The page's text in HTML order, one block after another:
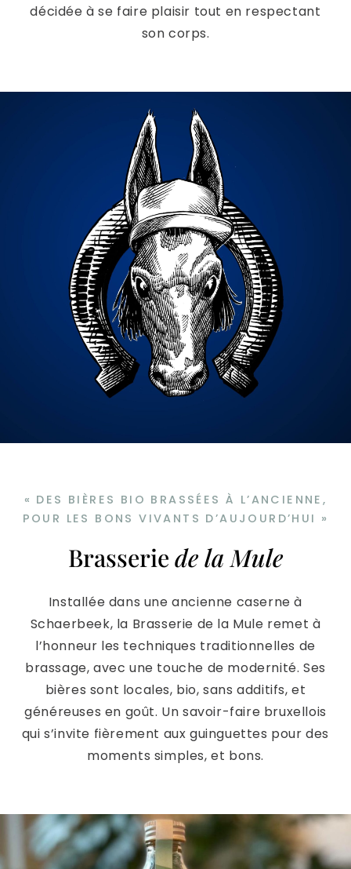
décidée à se faire plaisir tout en respectant
son corps.
« DES BIÈRES BIO BRASSÉES À L’ANCIENNE,
POUR LES BONS VIVANTS D’AUJOURD’HUI »
Brasseriede la Mule
Installée dans une ancienne caserne à
Schaerbeek, la Brasserie de la Mule remet à
l’honneur les techniques traditionnelles de
brassage, avec une touche de modernité. Ses
bières sont locales, bio, sans additifs, et
généreuses en goût. Un savoir-faire bruxellois
qui s’invite fièrement aux guinguettes pour des
moments simples, et bons.